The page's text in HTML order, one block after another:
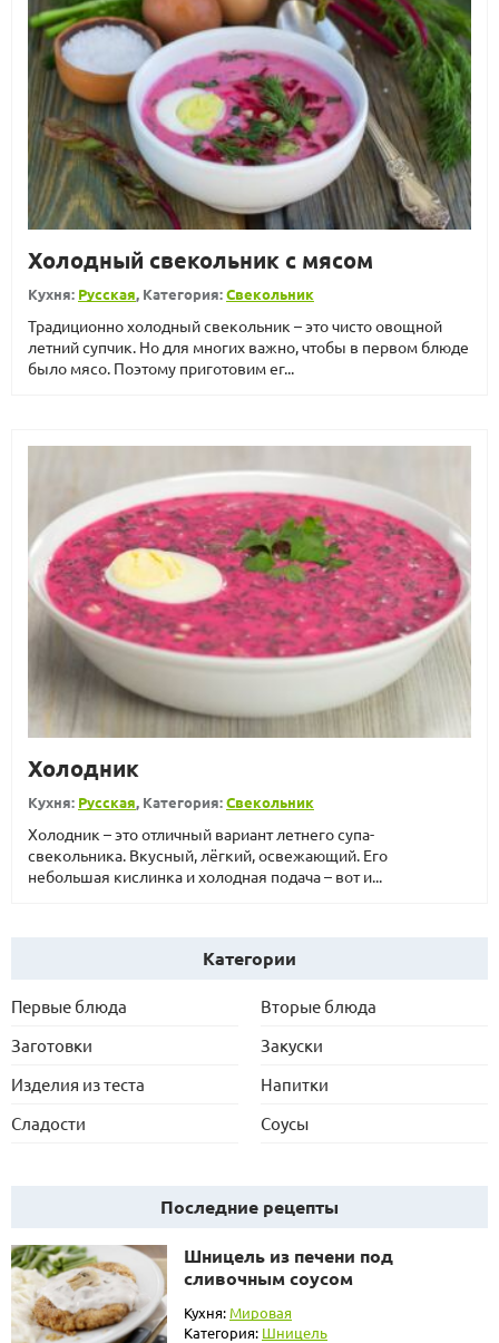
Холодный свекольник с мясом
Кухня: Русская, Категория:Свекольник
Традиционно холодный свекольник – это чисто овощной
летний супчик. Но для многих важно, чтобы в первом блюде
было мясо. Поэтому приготовим ег...
Холодник
Кухня: Русская, Категория:Свекольник
Холодник – это отличный вариант летнего супа-
свекольника. Вкусный, лёгкий, освежающий. Его
небольшая кислинка и холодная подача – вот и...
Категории
Первые блюда
Вторые блюда
Заготовки
Закуски
Изделия из теста
Напитки
Сладости
Соусы
Последние рецепты
Шницель из печени под
сливочным соусом
Кухня: Мировая
Категория: Шницель